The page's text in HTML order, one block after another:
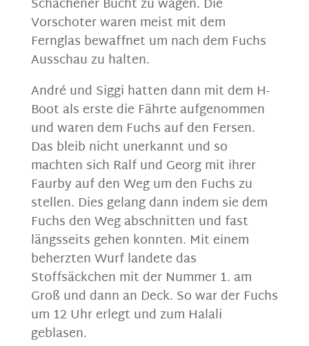
Vorschoter waren meist mit dem
Fernglas bewaffnet um nach dem Fuchs
Ausschau zu halten.
André und Siggi hatten dann mit dem H-
Boot als erste die Fährte aufgenommen
und waren dem Fuchs auf den Fersen.
Das bleib nicht unerkannt und so
machten sich Ralf und Georg mit ihrer
Faurby auf den Weg um den Fuchs zu
stellen. Dies gelang dann indem sie dem
Fuchs den Weg abschnitten und fast
längsseits gehen konnten. Mit einem
beherzten Wurf landete das
Stoffsäckchen mit der Nummer 1. am
Groß und dann an Deck. So war der Fuchs
um 12 Uhr erlegt und zum Halali
geblasen.